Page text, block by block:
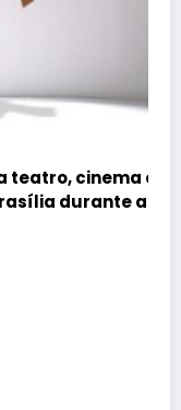
cinema e
durante as